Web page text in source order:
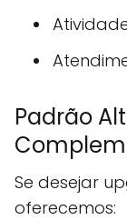
Padrão
Se desejar
oferecemos: